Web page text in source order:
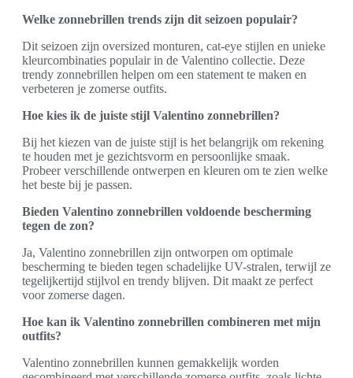
Welke zonnebrillen trends zijn dit seizoen populair?
Dit seizoen zijn oversized monturen, cat-eye stijlen en unieke
kleurcombinaties populair in de Valentino collectie. Deze
trendy zonnebrillen helpen om een statement te maken en
verbeteren je zomerse outfits.
Hoe kies ik de juiste stijl Valentino zonnebrillen?
Bij het kiezen van de juiste stijl is het belangrijk om rekening
te houden met je gezichtsvorm en persoonlijke smaak.
Probeer verschillende ontwerpen en kleuren om te zien welke
het beste bij je passen.
Bieden Valentino zonnebrillen voldoende bescherming
tegen de zon?
Ja, Valentino zonnebrillen zijn ontworpen om optimale
bescherming te bieden tegen schadelijke UV-stralen, terwijl ze
tegelijkertijd stijlvol en trendy blijven. Dit maakt ze perfect
voor zomerse dagen.
Hoe kan ik Valentino zonnebrillen combineren met mijn
outfits?
Valentino zonnebrillen kunnen gemakkelijk worden